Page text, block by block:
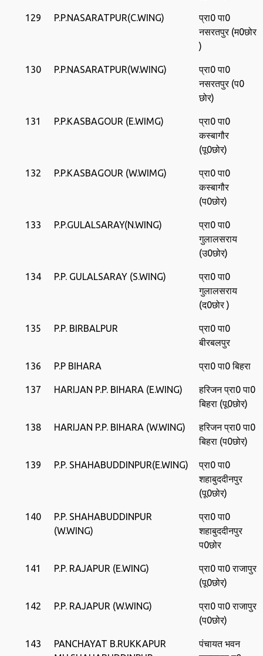
129 P.P.NASARATPUR(C.WING)
प्रा0 पा0
नसरतपुर (म0छोर
)
130 P.P.NASARATPUR(W.WING)
प्रा0 पा0
नसरतपुर (प0
छोर)
131 P.P.KASBAGOUR (E.WIMG)
प्रा0 पा0
कस्‍बागौर
(पू0छोर)
132 P.P.KASBAGOUR (W.WIMG)
प्रा0 पा0
कस्‍बागौर
(प0छोर)
133 P.P.GULALSARAY(N.WING)
प्रा0 पा0
गुलालसराय
(उ0छोर)
134 P.P. GULALSARAY (S.WING)
प्रा0 पा0
गुलालसराय
(द0छोर )
135 P.P. BIRBALPUR
प्रा0 पा0
बीरबलपुर
136 P.P BIHARA प्रा0 पा0 बिहरा
137 HARIJAN P.P. BIHARA (E.WING)
हरिजन प्रा0 पा0
बिहरा (पू0छोर)
138 HARIJAN P.P. BIHARA (W.WING)
हरिजन प्रा0 पा0
बिहरा (प0छोर)
139 P.P. SHAHABUDDINPUR(E.WING)
प्रा0 पा0
शहाबुददीनपुर
(पू0छोर)
140
P.P. SHAHABUDDINPUR
(W.WING)
प्रा0 पा0
शहाबुददीनपुर
प0छोर
141 P.P. RAJAPUR (E.WING)
प्रा0 पा0 राजापुर
(पू0छोर)
142 P.P. RAJAPUR (W.WING)
प्रा0 पा0 राजापुर
(प0छोर)
143
PANCHAYAT B.RUKKAPUR
पंचायत भवन